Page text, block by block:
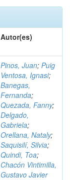
Autor(es)
Pinos, Juan; Puig
Ventosa, Ignasi;
Banegas,
Fernanda;
Quezada, Fanny;
Delgado,
Gabriela;
Orellana, Nataly;
Saquisilí, Silvia;
Quindi, Toa;
Chacón Vintimilla,
Gustavo Javier